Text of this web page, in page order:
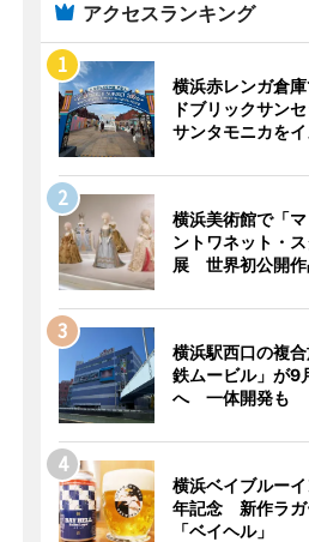
アクセスランキング
横浜赤レンガ倉
ドブリックサン
サンタモニカを
横浜美術館で「
ントワネット・ス
展 世界初公開作
横浜駅西口の複
鉄ムービル」が9
へ 一体開発も
横浜ベイブルー
年記念 新作ラガ
「ベイヘル」